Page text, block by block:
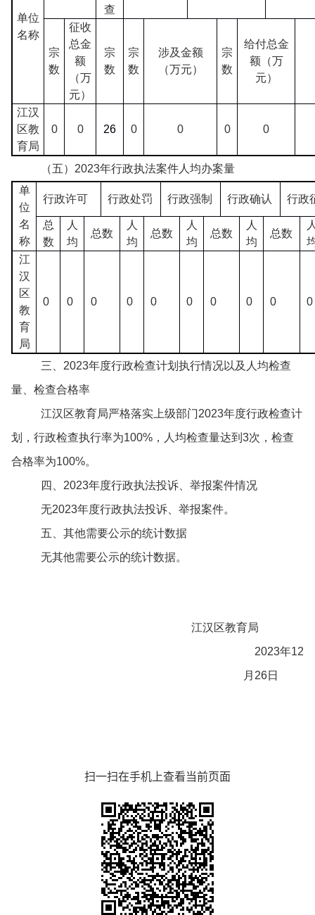
单位
名称
查
宗
数
征收
总金
额
（万
元）
宗
数
宗
数
涉及金额
（万元）
宗
数
给付总金
额（万
元）
江汉
区教
育局
0 0 26 0 0 0 0
（五）2023年行政执法案件人均办案量
单
位
名
称
行政许可 行政处罚 行政强制 行政确认 行政
总
数
人
均
总数
人
均
总数
人
均
总数
人
均
总数
江
汉
区
教
育
局
0 0 0 0 0 0 0 0 0 0
三、2023年度行政检查计划执行情况以及人均检查
量、检查合格率
江汉区教育局严格落实上级部门2023年度行政检查计
划，行政检查执行率为100%，人均检查量达到3次，检查
合格率为100%。
四、2023年度行政执法投诉、举报案件情况
无2023年度行政执法投诉、举报案件。
五、其他需要公示的统计数据
无其他需要公示的统计数据。
江汉区教育局
2023年12
月26日
扫一扫在手机上查看当前页面